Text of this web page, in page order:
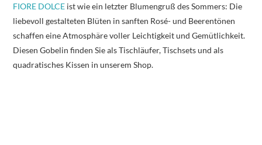
FIORE DOLCE ist wie ein letzter Blumengruß des Sommers: Die
liebevoll gestalteten Blüten in sanften Rosé- und Beerentönen
schaffen eine Atmosphäre voller Leichtigkeit und Gemütlichkeit.
Diesen Gobelin finden Sie als Tischläufer, Tischsets und als
quadratisches Kissen in unserem Shop.